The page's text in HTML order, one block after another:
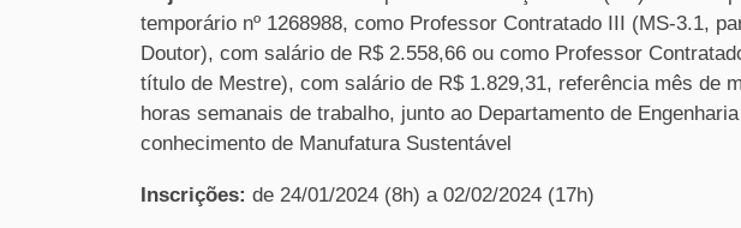
temporário nº 1268988, como Professor Contratado III (MS-3.1,
Doutor), com salário de R$ 2.558,66 ou como Professor
título de Mestre), com salário de R$ 1.829,31, referência mês de
horas semanais de trabalho, junto ao Departamento de
conhecimento de Manufatura Sustentável
Inscrições: de 24/01/2024 (8h) a 02/02/2024 (17h)